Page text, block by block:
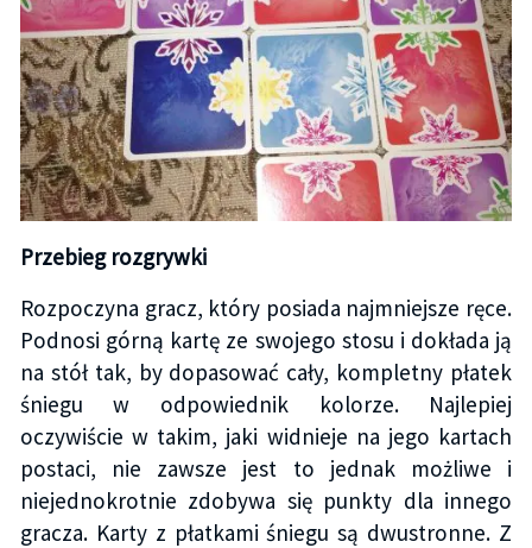
Przebieg rozgrywki
Rozpoczyna gracz, który posiada najmniejsze ręce.
Podnosi górną kartę ze swojego stosu i dokłada ją
na stół tak, by dopasować cały, kompletny płatek
śniegu w odpowiednik kolorze. Najlepiej
oczywiście w takim, jaki widnieje na jego kartach
postaci, nie zawsze jest to jednak możliwe i
niejednokrotnie zdobywa się punkty dla innego
gracza. Karty z płatkami śniegu są dwustronne. Z